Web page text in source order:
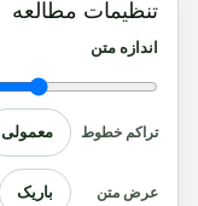
تنظیمات مطالعه
اندازه متن
تراکم خطوط معمولی
عرض متن باریک